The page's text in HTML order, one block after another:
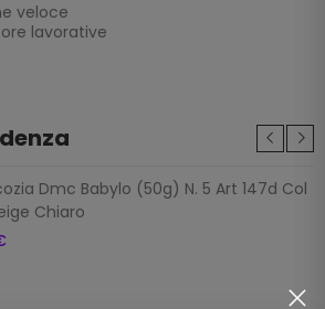
veloce
lavorative
Dmc Babylo (50g) N. 5 Art 147d Col
Chiaro